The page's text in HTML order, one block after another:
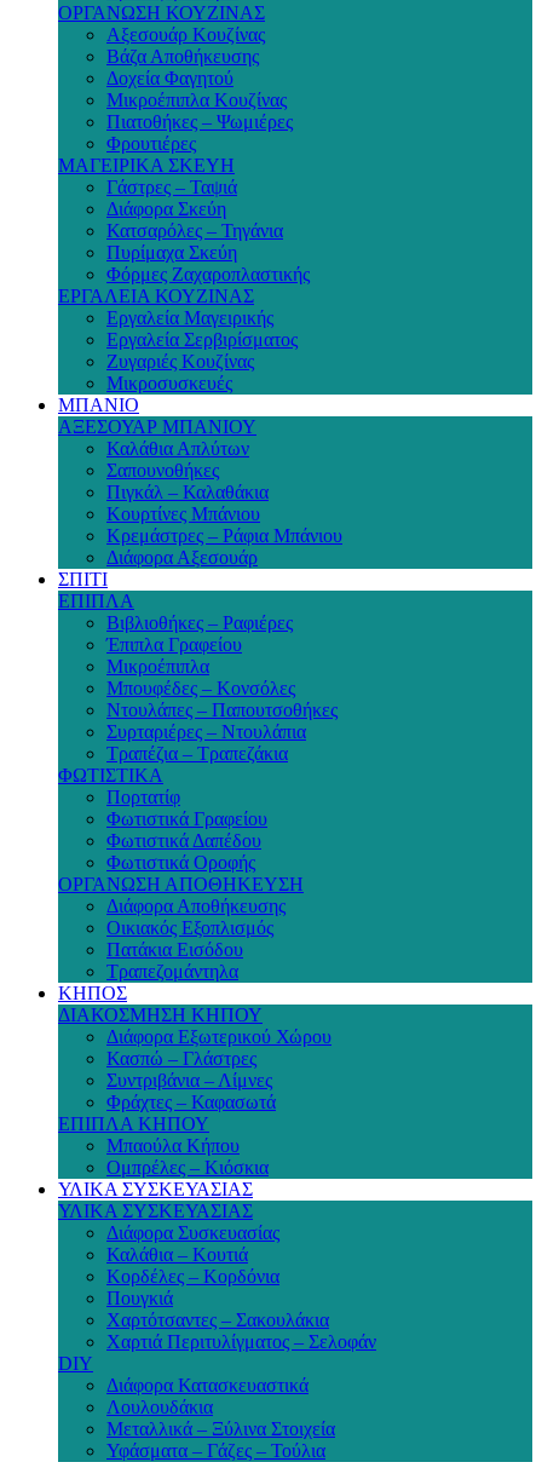
ΟΡΓΑΝΩΣΗ ΚΟΥΖΙΝΑΣ
Αξεσουάρ Κουζίνας
Βάζα Αποθήκευσης
Δοχεία Φαγητού
Μικροέπιπλα Κουζίνας
Πιατοθήκες – Ψωμιέρες
Φρουτιέρες
ΜΑΓΕΙΡΙΚΑ ΣΚΕΥΗ
Γάστρες – Ταψιά
Διάφορα Σκεύη
Κατσαρόλες – Τηγάνια
Πυρίμαχα Σκεύη
Φόρμες Ζαχαροπλαστικής
ΕΡΓΑΛΕΙΑ ΚΟΥΖΙΝΑΣ
Εργαλεία Μαγειρικής
Εργαλεία Σερβιρίσματος
Ζυγαριές Κουζίνας
Μικροσυσκευές
ΜΠΑΝΙΟ
ΑΞΕΣΟΥΑΡ ΜΠΑΝΙΟΥ
Καλάθια Απλύτων
Σαπουνοθήκες
Πιγκάλ – Καλαθάκια
Κουρτίνες Μπάνιου
Κρεμάστρες – Ράφια Μπάνιου
Διάφορα Αξεσουάρ
ΣΠΙΤΙ
ΕΠΙΠΛΑ
Βιβλιοθήκες – Ραφιέρες
Έπιπλα Γραφείου
Μικροέπιπλα
Μπουφέδες – Κονσόλες
Ντουλάπες – Παπουτσοθήκες
Συρταριέρες – Ντουλάπια
Τραπέζια – Τραπεζάκια
ΦΩΤΙΣΤΙΚΑ
Πορτατίφ
Φωτιστικά Γραφείου
Φωτιστικά Δαπέδου
Φωτιστικά Οροφής
ΟΡΓΑΝΩΣΗ ΑΠΟΘΗΚΕΥΣΗ
Διάφορα Αποθήκευσης
Οικιακός Εξοπλισμός
Πατάκια Εισόδου
Τραπεζομάντηλα
ΚΗΠΟΣ
ΔΙΑΚΟΣΜΗΣΗ ΚΗΠΟΥ
Διάφορα Εξωτερικού Χώρου
Κασπώ – Γλάστρες
Συντριβάνια – Λίμνες
Φράχτες – Καφασωτά
ΕΠΙΠΛΑ ΚΗΠΟΥ
Μπαούλα Κήπου
Ομπρέλες – Κιόσκια
ΥΛΙΚΑ ΣΥΣΚΕΥΑΣΙΑΣ
ΥΛΙΚΑ ΣΥΣΚΕΥΑΣΙΑΣ
Διάφορα Συσκευασίας
Καλάθια – Κουτιά
Κορδέλες – Κορδόνια
Πουγκιά
Χαρτότσαντες – Σακουλάκια
Χαρτιά Περιτυλίγματος – Σελοφάν
DIY
Διάφορα Κατασκευαστικά
Λουλουδάκια
Μεταλλικά – Ξύλινα Στοιχεία
Υφάσματα – Γάζες – Τούλια